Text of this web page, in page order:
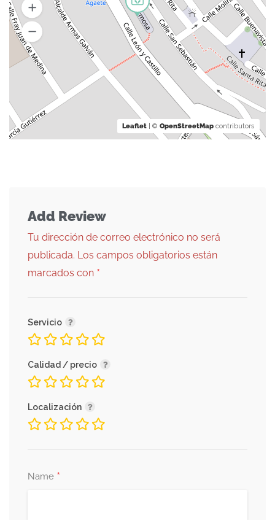
Leaflet | © OpenStreetMap contributors
Add Review
Tu dirección de correo electrónico no será
publicada. Los campos obligatorios están
marcados con *
Servicio
Calidad / precio
Localización
Name *